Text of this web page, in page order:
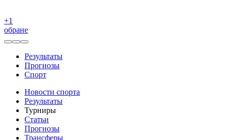
+1
обране
Результаты
Прогнозы
Спорт
Новости спорта
Результаты
Турниры
Статьи
Прогнозы
Трансферы